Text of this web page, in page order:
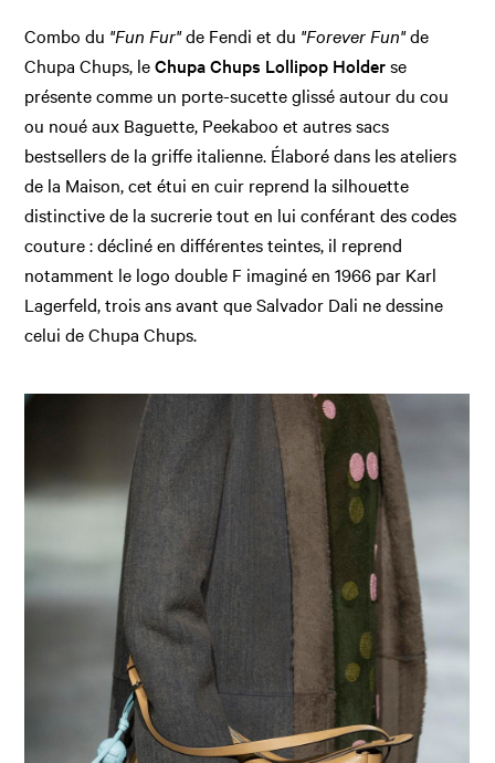
Combo du "Fun Fur"de Fendi et du "Forever Fun"de
Chupa Chups, leChupa Chups Lollipop Holderse
présente comme un porte-sucette glissé autour du cou
ou noué aux Baguette, Peekaboo et autres sacs
bestsellers de la griffe italienne. Élaboré dans les ateliers
de la Maison, cet étui en cuir reprend la silhouette
distinctive de la sucrerie tout en lui conférant des codes
couture : décliné en différentes teintes, il reprend
notamment le logo double F imaginé en 1966 par Karl
Lagerfeld, trois ans avant que Salvador Dali ne dessine
celui de Chupa Chups.